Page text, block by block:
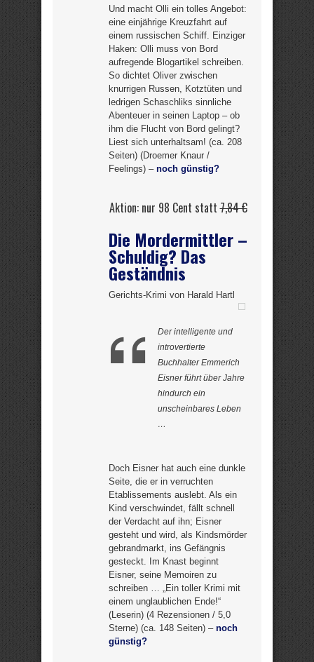
Und macht Olli ein tolles Angebot:
eine einjährige Kreuzfahrt auf
einem russischen Schiff. Einziger
Haken: Olli muss von Bord
aufregende Blogartikel schreiben.
So dichtet Oliver zwischen
knurrigen Russen, Kotztüten und
ledrigen Schaschliks sinnliche
Abenteuer in seinen Laptop – ob
ihm die Flucht von Bord gelingt?
Liest sich unterhaltsam! (ca. 208
Seiten) (Droemer Knaur /
Feelings) – noch günstig?
Aktion: nur 98 Cent statt7,84 €
Die Mordermittler –
Schuldig? Das
Geständnis
Gerichts-Krimi von Harald Hartl
Der intelligente und
introvertierte
Buchhalter Emmerich
Eisner führt über Jahre
hindurch ein
unscheinbares Leben
…
Doch Eisner hat auch eine dunkle
Seite, die er in verruchten
Etablissements auslebt. Als ein
Kind verschwindet, fällt schnell
der Verdacht auf ihn; Eisner
gesteht und wird, als Kindsmörder
gebrandmarkt, ins Gefängnis
gesteckt. Im Knast beginnt
Eisner, seine Memoiren zu
schreiben … „Ein toller Krimi mit
einem unglaublichen Ende!“
(Leserin) (4 Rezensionen / 5,0
Sterne) (ca. 148 Seiten) – noch
günstig?